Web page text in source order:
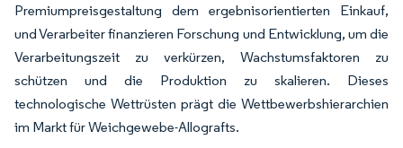
Premiumpreisgestaltung dem ergebnisorientierten Einkauf,
und Verarbeiter finanzieren Forschung und Entwicklung, um die
Verarbeitungszeit zu verkürzen, Wachstumsfaktoren zu
schützen und die Produktion zu skalieren. Dieses
technologische Wettrüsten prägt die Wettbewerbshierarchien
im Markt für Weichgewebe-Allografts.